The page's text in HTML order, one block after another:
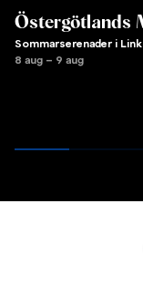
Östergötlands
Sommarserenader i
8 aug – 9 aug